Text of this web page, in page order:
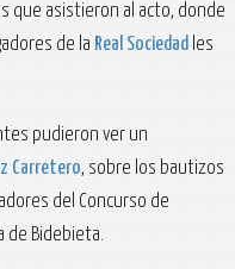
que asistieron al acto, donde
de la Real Sociedad les
pudieron ver un
Carretero, sobre los bautizos
del Concurso de
de Bidebieta.